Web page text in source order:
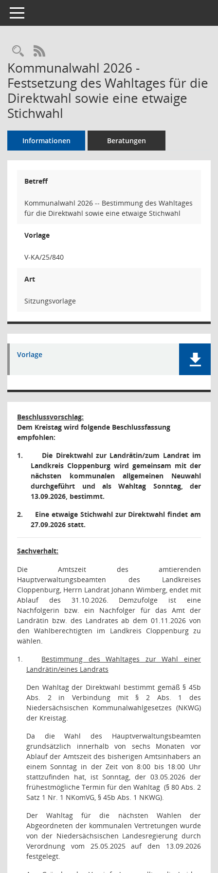
Toggle navigation
Rechercheauswahl
RSS-Feed
Kommunalwahl 2026 -
Festsetzung des Wahltages für die
Direktwahl sowie eine etwaige
Stichwahl
Informationen Beratungen
Betreff
Kommunalwahl 2026 -- Bestimmung des Wahltages
für die Direktwahl sowie eine etwaige Stichwahl
Vorlage
V-KA/25/840
Art
Sitzungsvorlage
Vorlage
Beschlussvorschlag:
Dem Kreistag wird folgende Beschlussfassung
empfohlen:
1.
Die Direktwahl zur Landrätin/zum Landrat im
Landkreis Cloppenburg wird gemeinsam mit der
nächsten kommunalen allgemeinen Neuwahl
durchgeführt und als Wahltag Sonntag, der
13.09.2026, bestimmt.
2.
Eine etwaige Stichwahl zur Direktwahl findet am
27.09.2026 statt.
Sachverhalt:
Die Amtszeit des amtierenden
Hauptverwaltungsbeamten des Landkreises
Cloppenburg, Herrn Landrat Johann Wimberg, endet mit
Ablauf des 31.10.2026. Demzufolge ist eine
Nachfolgerin bzw. ein Nachfolger für das Amt der
Landrätin bzw. des Landrates ab dem 01.11.2026 von
den Wahlberechtigten im Landkreis Cloppenburg zu
wählen.
1.
Bestimmung des Wahltages zur Wahl einer
Landrätin/eines Landrats
Den Wahltag der Direktwahl bestimmt gemäß § 45b
Abs. 2 in Verbindung mit § 2 Abs. 1 des
Niedersächsischen Kommunalwahlgesetzes (NKWG)
der Kreistag.
Da die Wahl des Hauptverwaltungsbeamten
grundsätzlich innerhalb von sechs Monaten vor
Ablauf der Amtszeit des bisherigen Amtsinhabers an
einem Sonntag in der Zeit von 8:00 bis 18:00 Uhr
stattzufinden hat, ist Sonntag, der 03.05.2026 der
frühestmögliche Termin für den Wahltag (§ 80 Abs. 2
Satz 1 Nr. 1 NKomVG, § 45b Abs. 1 NKWG).
Der Wahltag für die nächsten Wahlen der
Abgeordneten der kommunalen Vertretungen wurde
von der Niedersächsischen Landesregierung durch
Verordnung vom 25.05.2025 auf den 13.09.2026
festgelegt.